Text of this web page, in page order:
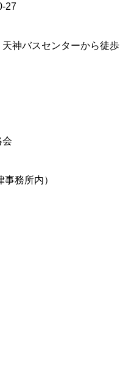
27
神バスセンターから徒歩
会
務所内）